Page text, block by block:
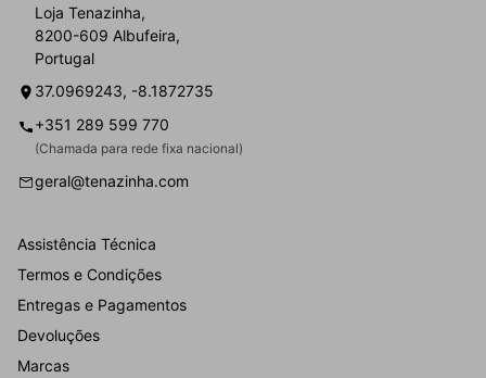
Loja Tenazinha,
8200-609 Albufeira,
Portugal
37.0969243, -8.1872735
+351 289 599 770
(Chamada para rede fixa nacional)
geral@tenazinha.com
Assistência Técnica
Termos e Condições
Entregas e Pagamentos
Devoluções
Marcas